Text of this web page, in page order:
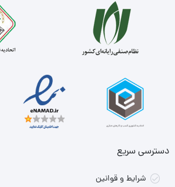
دسترسی سریع
شرایط و قوانین